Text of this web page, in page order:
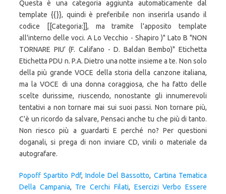
Popoff Spartito Pdf, Indole Del Bassotto, Cartina Tematica
Della Campania, Tre Cerchi Filati, Esercizi Verbo Essere